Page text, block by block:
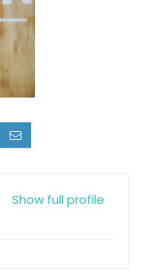
Show full profile